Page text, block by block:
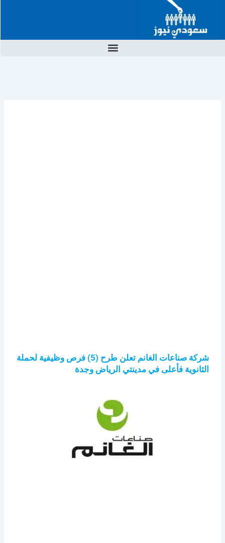
المحتوى
شركة صناعات الغانم تعلن طرح (5) فرص وظيفية لحملة
الثانوية فأعلى في مدينتي الرياض وجدة